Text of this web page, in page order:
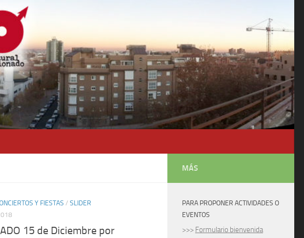
Y FIESTAS / SLIDER
15 de Diciembre por
MÁS
PARA PROPONER ACTIVIDADES O
EVENTOS
>>> Formulario bienvenida